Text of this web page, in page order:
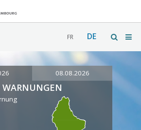
FR DE
08.08.2026
WARNUNGEN